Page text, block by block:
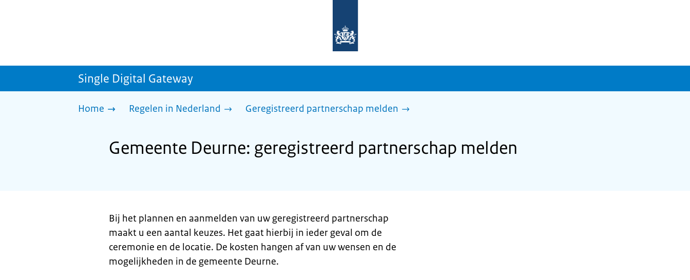
homepage
sdg.rijksoverheid.nl
Single Digital Gateway
Home Regelen in Nederland Geregistreerd partnerschap melden
Gemeente Deurne: geregistreerd partnerschap melden
Bij het plannen en aanmelden van uw geregistreerd partnerschap
maakt u een aantal keuzes. Het gaat hierbij in ieder geval om de
ceremonie en de locatie. De kosten hangen af van uw wensen en de
mogelijkheden in de gemeente Deurne.